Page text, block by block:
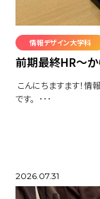
情報デザイン大学科
前期最終HR～
こんにちますます！
です。 ･･･
2026.07.31